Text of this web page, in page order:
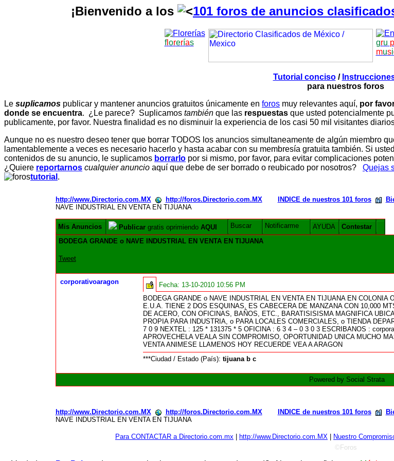
¡Bienvenido a los 101 foros de anuncios
florerías gru p
musi
Tutorial conciso/
para nuestros foros
Le suplicamos publicar y mantener anuncios gratuitos únicamente en foros muy relevantes aquí, por
donde se encuentra. ¿Le parece? Suplicamos también que las respuestas que usted potencialmente
publicamente, por favor. Nuestra finalidad es no disminuir la experiencia de los casi 50 mil visitantes
Aunque no es nuestro deseo tener que borrar TODOS los anuncios simultaneamente de algún miembro
lamentablemente a veces es necesario hacerlo y hasta acabar con su membresía gratuita también. Si
contenidos de su anuncio, le suplicamos borrarlo por si mismo, por favor, para evitar complicaciones
¿Quiere reportarnos cualquier anuncio aquí que debe de ser borrado o reubicado por nosotros? Quejas
tutorial .
http://www.Directorio.com.MX http://foros.Directorio.com.MX INDICE de nuestros 101 foros
NAVE INDUSTRIAL EN VENTA EN TIJUANA
Mis Anuncios Publicargratis oprimiendo AQUI Buscar Notificarme AYUDA
Contestar
BODEGA GRANDE o NAVE INDUSTRIAL EN VENTA EN TIJUANA
Tweet
corporativoaragon Fecha: 13-10-2010 10:56 PM
BODEGA GRANDE o NAVE INDUSTRIAL EN VENTA EN TIJUANA EN COLONIA
E.U.A. TIENE 2 DOS ESQUINAS, ES CABECERA DE MANZANA CON 10,000
DE ACERO, CON OFICINAS, BAÑOS, ETC., BARATISISISMA MAGNIFICA
PROPIA PARA INDUSTRIA, o PARA LOCALES COMERCIALES, o TIENDA
7 0 9 NEXTEL : 125 * 131375 * 5 OFICINA : 6 3 4 – 0 3 0 3 ESCRIBANOS :
APROVECHELA VEALA SIN COMPROMISO, OPORTUNIDAD UNICA MUCHO
VENTA ANIMESE LLAMENOS HOY RECUERDE VEA A ARAGON
***Ciudad / Estado (País): tijuana b c
Powered by Social Strata
http://www.Directorio.com.MX http://foros.Directorio.com.MX INDICE de nuestros 101 foros
NAVE INDUSTRIAL EN VENTA EN TIJUANA
Para CONTACTAR a Directorio.com.mx http://www.Directorio.com.MX Nuestro
©Foros